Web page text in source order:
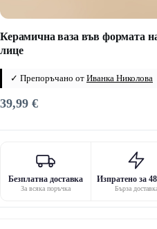
Керамична ваза във формата
лице
✓ Препоръчано от Иванка Николова
39,99 €
Безплатна доставка
За всяка поръчка
Изпратено за
Бърза